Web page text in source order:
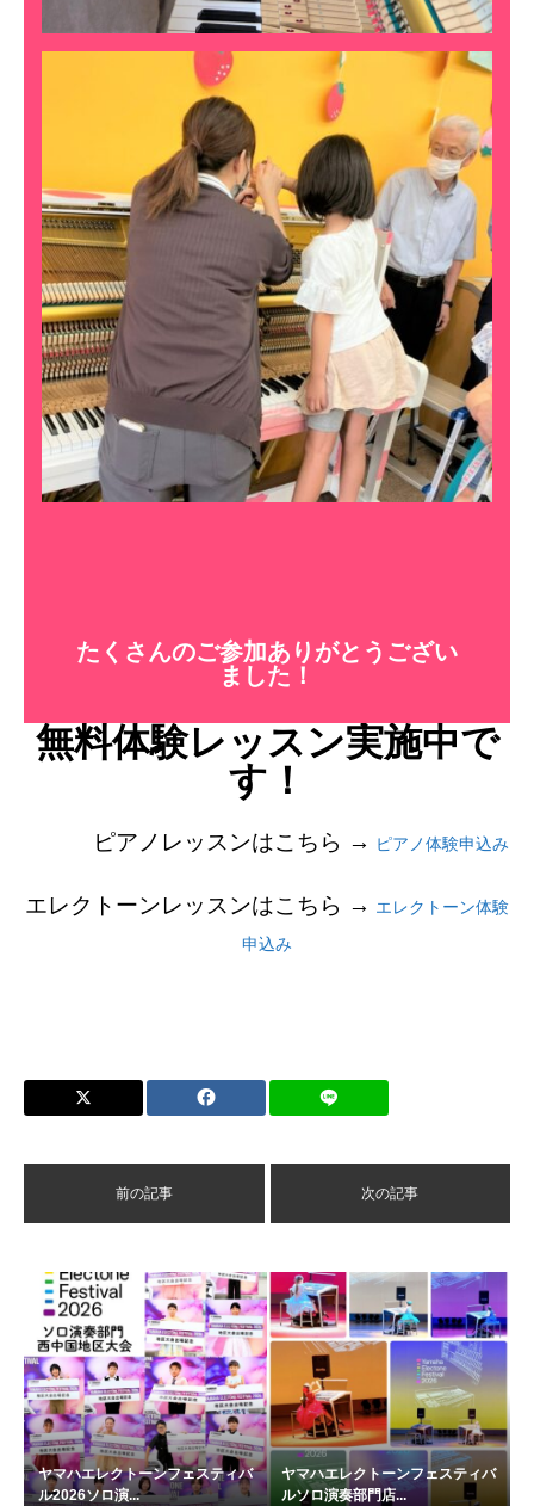
たくさんのご参加ありがとうござい
ました！
無料体験レッスン実施中で
す！
ピアノレッスンはこちら → ピアノ体験申込み
エレクトーンレッスンはこちら → エレクトーン体験
申込み
前の記事 次の記事
ヤマハエレクトーンフェスティバ
ル2026ソロ演...
ヤマハエレクトーンフェスティバ
ルソロ演奏部門店...